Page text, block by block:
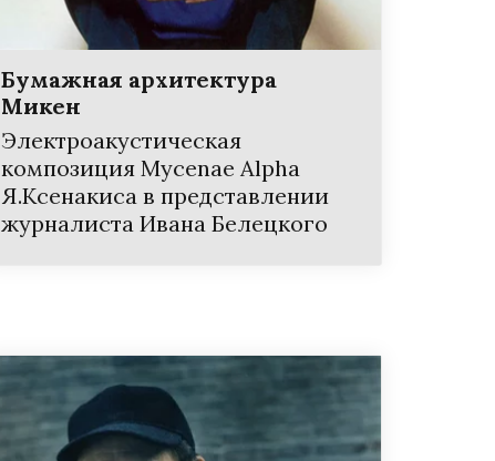
Бумажная архитектура
Микен
Электроакустическая
композиция Mycenae Alpha
Я.Ксенакиса в представлении
журналиста Ивана Белецкого